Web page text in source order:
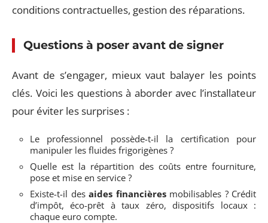
conditions contractuelles, gestion des réparations.
Questions à poser avant de signer
Avant de s’engager, mieux vaut balayer les points
clés. Voici les questions à aborder avec l’installateur
pour éviter les surprises :
Le professionnel possède-t-il la certification pour
manipuler les fluides frigorigènes ?
Quelle est la répartition des coûts entre fourniture,
pose et mise en service ?
Existe-t-il des aides financièresmobilisables ? Crédit
d’impôt, éco-prêt à taux zéro, dispositifs locaux :
chaque euro compte.